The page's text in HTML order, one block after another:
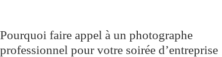
Pourquoi faire appel à un photographe
professionnel pour votre soirée d’entreprise